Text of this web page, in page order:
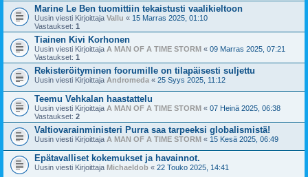
Marine Le Ben tuomittiin tekaistusti vaalikieltoon
Uusin viesti Kirjoittaja Vallu « 15 Marras 2025, 01:10
Vastaukset: 1
Tiainen Kivi Korhonen
Uusin viesti Kirjoittaja A MAN OF A TIME STORM « 09 Marras 2025, 07:21
Vastaukset: 1
Rekisteröityminen foorumille on tilapäisesti suljettu
Uusin viesti Kirjoittaja Andromeda « 25 Syys 2025, 11:12
Teemu Vehkalan haastattelu
Uusin viesti Kirjoittaja A MAN OF A TIME STORM « 07 Heinä 2025, 06:38
Vastaukset: 2
Valtiovarainministeri Purra saa tarpeeksi globalismistä!
Uusin viesti Kirjoittaja A MAN OF A TIME STORM « 15 Kesä 2025, 06:49
Epätavalliset kokemukset ja havainnot.
Uusin viesti Kirjoittaja Michaeldob « 22 Touko 2025, 14:41